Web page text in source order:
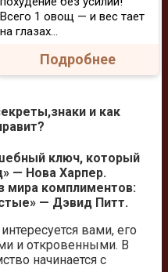
Всего 1 овощ — и вес тает
на глазах…
Подробнее
и как
ключ, который
— Нова Харпер.
мира комплиментов:
— Дэвид Питт.
вами, его
и откровенными. В
начинается с